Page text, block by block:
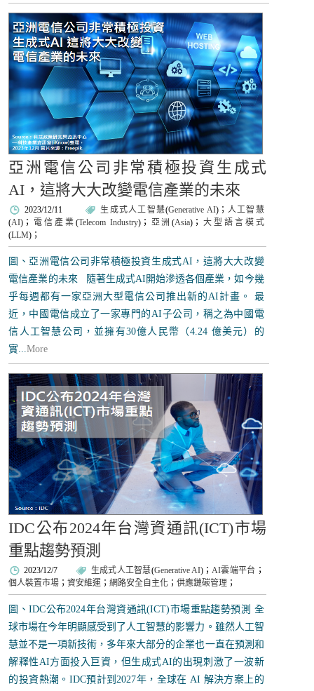
亞洲電信公司非常積極投資生成式
AI，這將大大改變電信產業的未來
2023/12/11 生成式人工智慧(Generative AI)； 人工智慧
(AI)； 電信產業 (Telecom Industry)； 亞洲(Asia)； 大型語言模式
(LLM)；
圖、亞洲電信公司非常積極投資生成式AI，這將大大改變
電信產業的未來 隨著生成式AI開始滲透各個產業，如今幾
乎每週都有一家亞洲大型電信公司推出新的AI計畫。 最
近，中國電信成立了一家專門的AI子公司，稱之為中國電
信人工智慧公司，並擁有30億人民幣（4.24 億美元）的
實...More
IDC公布2024年台灣資通訊(ICT)市場
重點趨勢預測
2023/12/7 生成式人工智慧(Generative AI)；AI雲端平台 ；
個人裝置市場 ；資安維運 ；網路安全自主化 ；供應鏈碳管理 ；
圖、IDC公布2024年台灣資通訊(ICT)市場重點趨勢預測 全
球市場在今年明顯感受到了人工智慧的影響力。雖然人工智
慧並不是一項新技術，多年來大部分的企業也一直在預測和
解釋性AI方面投入巨資，但生成式AI的出現刺激了一波新
的投資熱潮。IDC預計到2027年，全球在 AI 解決方案上的